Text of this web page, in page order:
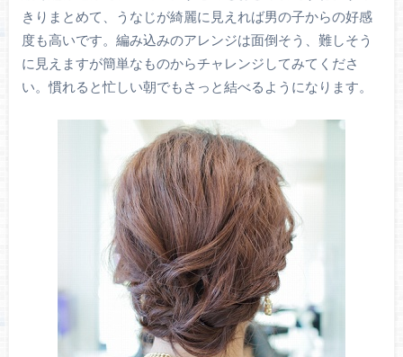
きりまとめて、うなじが綺麗に見えれば男の子からの好感
度も高いです。編み込みのアレンジは面倒そう、難しそう
に見えますが簡単なものからチャレンジしてみてくださ
い。慣れると忙しい朝でもさっと結べるようになります。